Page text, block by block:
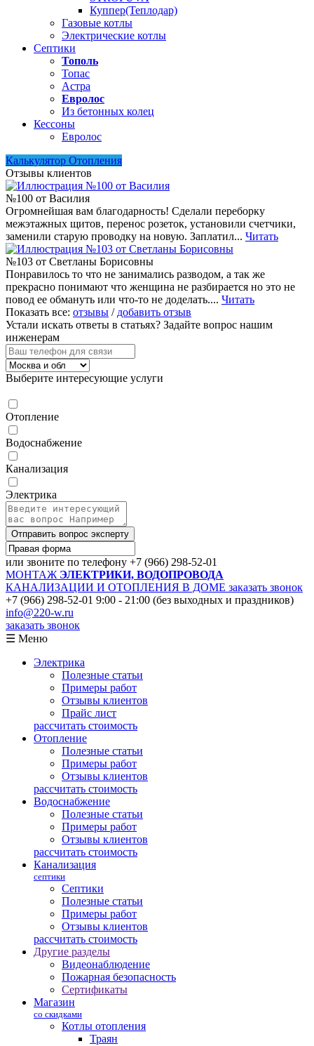
Куппер(Теплодар)
Газовые котлы
Электрические котлы
Септики
Тополь
Топас
Астра
Евролос
Из бетонных колец
Кессоны
Евролос
Калькулятор Отопления
Отзывы клиентов
№100 от Василия
Огромнейшая вам благодарность! Сделали переборку
межэтажных щитов, перенос розеток, установили счетчики,
заменили старую проводку на новую. Заплатил... Читать
№103 от Светланы Борисовны
Понравилось то что не занимались разводом, а так же
прекрасно понимают что женщина не разбирается но это не
повод ее обмануть или что-то не доделать.... Читать
Показать все: отзывы / добавить отзыв
Устали искать ответы в статьях? Задайте вопрос нашим
инженерам
Выберите интересующие услуги
Отопление
Водоснабжение
Канализация
Электрика
Отправить вопрос эксперту
или звоните по телефону +7 (966) 298-52-01
МОНТАЖ ЭЛЕКТРИКИ, ВОДОПРОВОДА
КАНАЛИЗАЦИИ И ОТОПЛЕНИЯ В ДОМЕ заказать звонок
+7 (966) 298-52-01 9:00 - 21:00 (без выходных и праздников)
info@220-w.ru
заказать звонок
☰ Меню
Электрика
Полезные статьи
Примеры работ
Отзывы клиентов
Прайс лист
рассчитать стоимость
Отопление
Полезные статьи
Примеры работ
Отзывы клиентов
рассчитать стоимость
Водоснабжение
Полезные статьи
Примеры работ
Отзывы клиентов
рассчитать стоимость
Канализация
септики
Септики
Полезные статьи
Примеры работ
Отзывы клиентов
рассчитать стоимость
Другие разделы
Видеонаблюдение
Пожарная безопасность
Сертификаты
Магазин
со скидками
Котлы отопления
Траян